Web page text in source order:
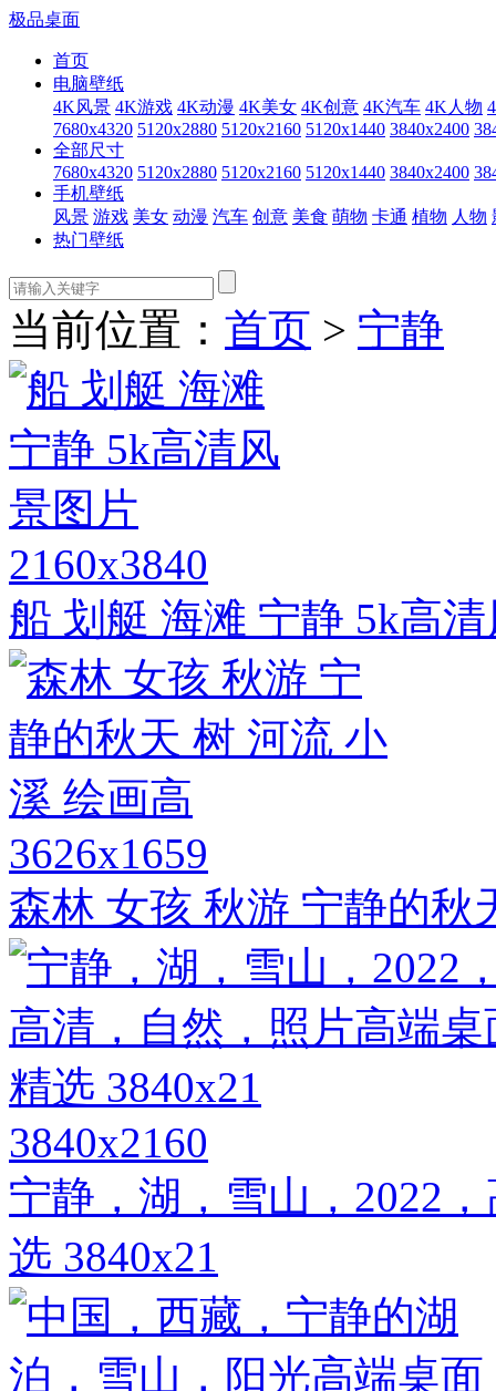
极品桌面
首页
电脑壁纸
4K风景 4K游戏 4K动漫 4K美女 4K创意 4K汽车 4K人物
7680x4320 5120x2880 5120x2160 5120x1440 3840x2400
全部尺寸
7680x4320 5120x2880 5120x2160 5120x1440 3840x2400
手机壁纸
风景 游戏 美女 动漫 汽车 创意 美食 萌物 卡通 植物 人物
热门壁纸
当前位置： 首页 > 宁静
2160x3840
船 划艇 海滩 宁静 5k高
3626x1659
森林 女孩 秋游 宁静的秋
3840x2160
宁静，湖，雪山，2022
选 3840x21